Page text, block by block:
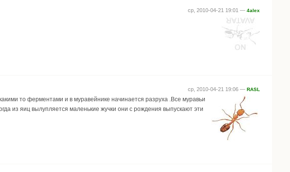
ср, 2010-04-21 19:01 — 4alex
ср, 2010-04-21 19:06 — RASL
то ферментами и в муравейнике начинается разруха .Все муравьи
из яиц вылупляется маленькие жучки они с рождения выпускают эти